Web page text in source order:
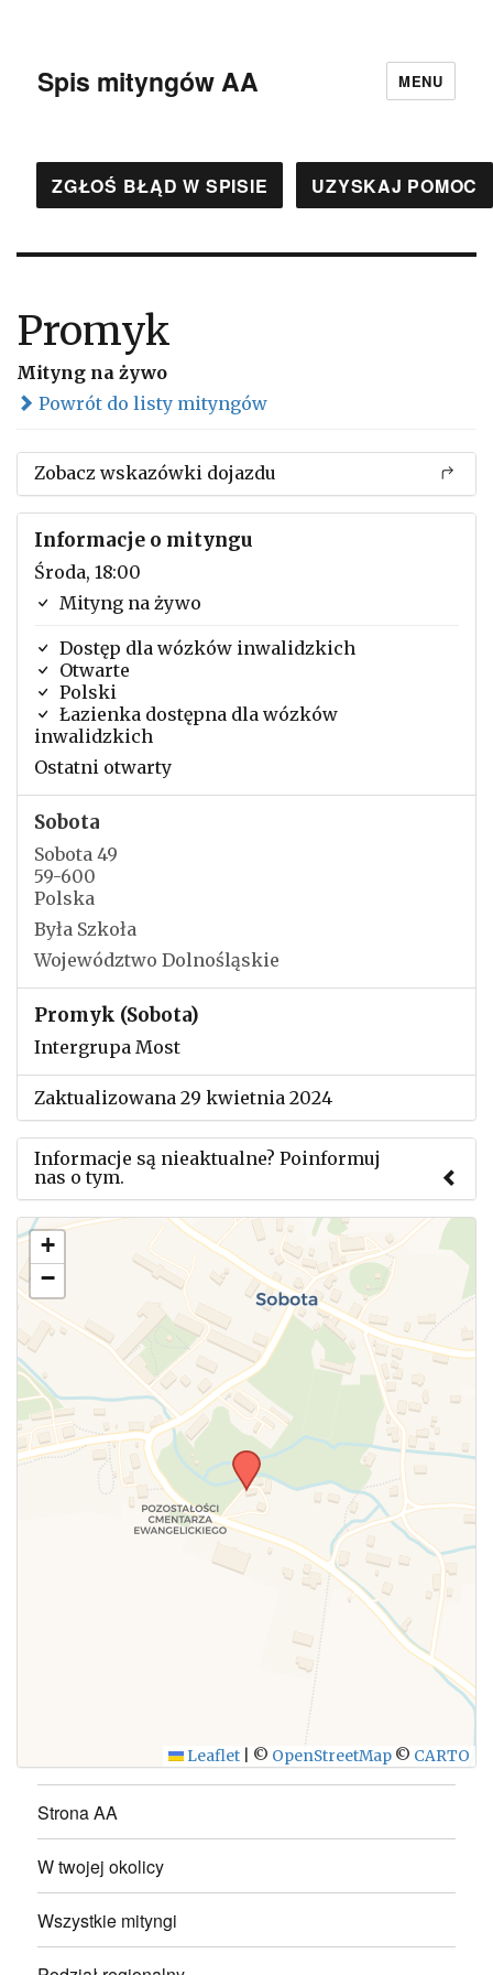
Spis mityngów AA MENU
ZGŁOŚ BŁĄD W SPISIE UZYSKAJ POMOC
Promyk
Mityng na żywo
Powrót do listy mityngów
Zobacz wskazówki dojazdu
Informacje o mityngu
Środa, 18:00
Mityng na żywo
Dostęp dla wózków inwalidzkich
Otwarte
Polski
Łazienka dostępna dla wózków
inwalidzkich
Ostatni otwarty
Sobota
Sobota 49
59-600
Polska
Była Szkoła
Województwo Dolnośląskie
Promyk (Sobota)
Intergrupa Most
Zaktualizowana 29 kwietnia 2024
Informacje są nieaktualne? Poinformuj
nas o tym.
Użyj tego formularza aby przesłać informację o
zmianach w powyższym mityngu.
+
−
Leaflet © OpenStreetMap © CARTO
Strona AA
W twojej okolicy
Wszystkie mityngi